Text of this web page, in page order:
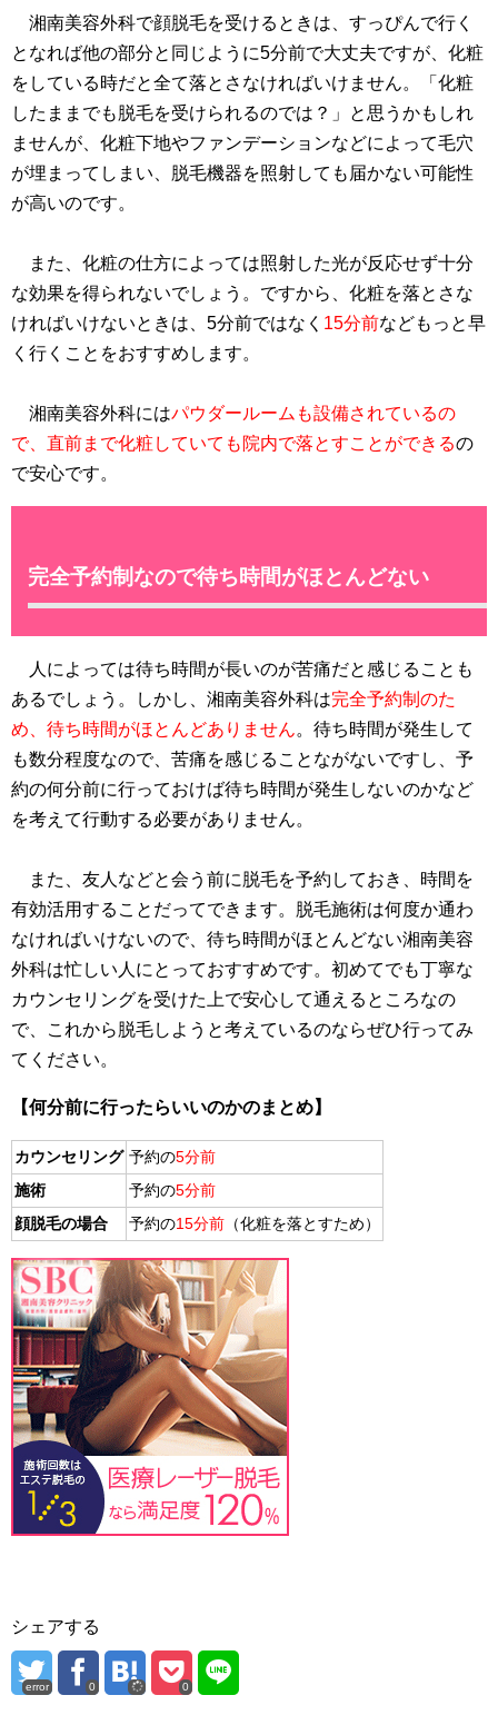
湘南美容外科で顔脱毛を受けるときは、すっぴんで行く
となれば他の部分と同じように5分前で大丈夫ですが、化粧
をしている時だと全て落とさなければいけません。「化粧
したままでも脱毛を受けられるのでは？」と思うかもしれ
ませんが、化粧下地やファンデーションなどによって毛穴
が埋まってしまい、脱毛機器を照射しても届かない可能性
が高いのです。
また、化粧の仕方によっては照射した光が反応せず十分
な効果を得られないでしょう。ですから、化粧を落とさな
ければいけないときは、5分前ではなく 15分前などもっと早
く行くことをおすすめします。
湘南美容外科にはパウダールームも設備されているの
で、直前まで化粧していても院内で落とすことができるの
で安心です。
完全予約制なので待ち時間がほとんどない
人によっては待ち時間が長いのが苦痛だと感じることも
あるでしょう。しかし、湘南美容外科は完全予約制のた
め、待ち時間がほとんどありません。待ち時間が発生して
も数分程度なので、苦痛を感じることながないですし、予
約の何分前に行っておけば待ち時間が発生しないのかなど
を考えて行動する必要がありません。
また、友人などと会う前に脱毛を予約しておき、時間を
有効活用することだってできます。脱毛施術は何度か通わ
なければいけないので、待ち時間がほとんどない湘南美容
外科は忙しい人にとっておすすめです。初めてでも丁寧な
カウンセリングを受けた上で安心して通えるところなの
で、これから脱毛しようと考えているのならぜひ行ってみ
てください。
【何分前に行ったらいいのかのまとめ】
カウンセリング 予約の5分前
施術
予約の5分前
顔脱毛の場合
予約の15分前 （化粧を落とすため）
シェアする
error 0 0